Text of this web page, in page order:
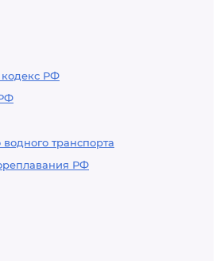
кодекс РФ
транспорта
РФ